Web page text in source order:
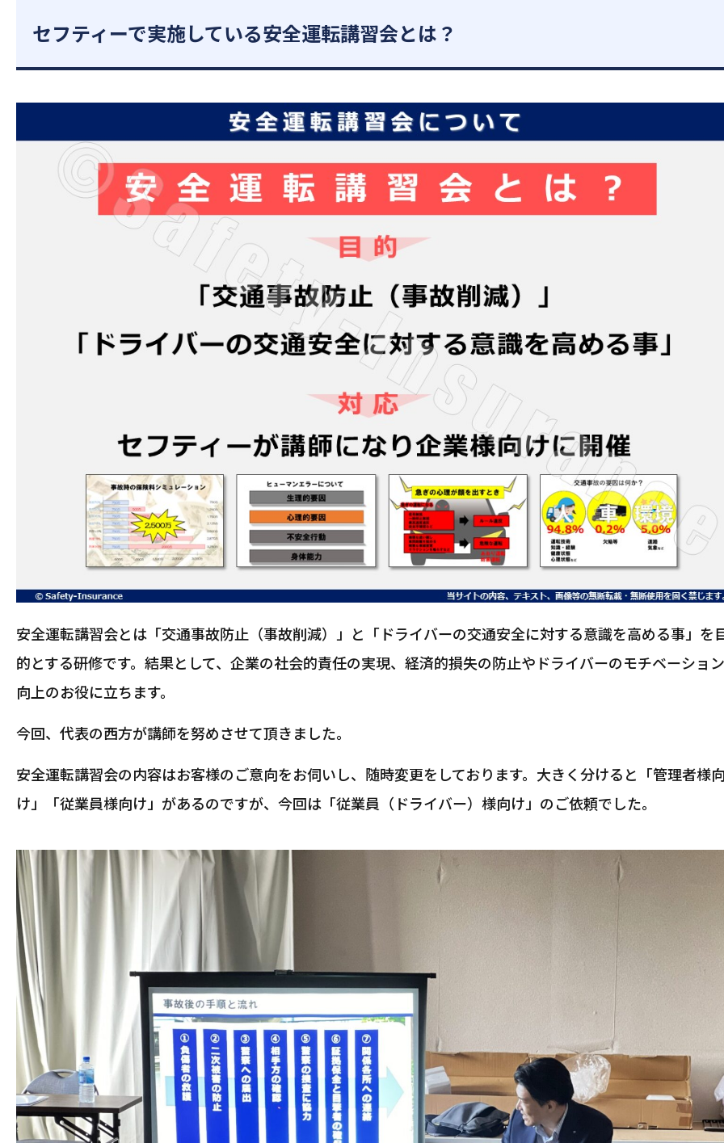
セフティーで実施している安全運転講習会とは？
安全運転講習会とは「交通事故防止（事故削減）」と「ドライバーの交通安全に対する意識を高める事」を
的とする研修です。結果として、企業の社会的責任の実現、経済的損失の防止やドライバーのモチベーション
向上のお役に立ちます。
今回、代表の西方が講師を努めさせて頂きました。
安全運転講習会の内容はお客様のご意向をお伺いし、随時変更をしております。大きく分けると「管理者様向
け」「従業員様向け」があるのですが、今回は「従業員（ドライバー）様向け」のご依頼でした。